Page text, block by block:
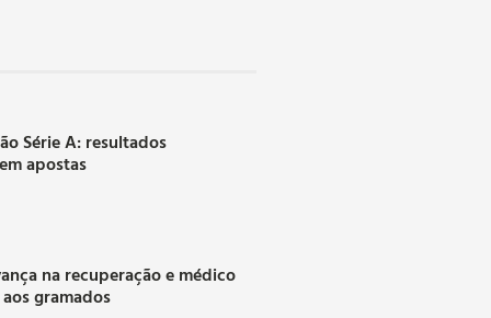
Série A: resultados
apostas
na recuperação e médico
gramados